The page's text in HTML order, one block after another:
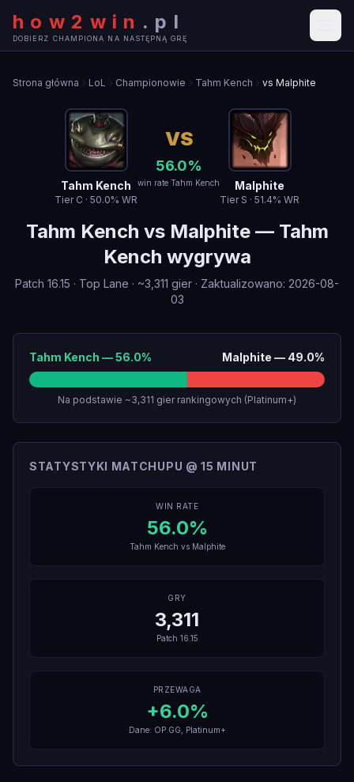
how2win . pl
DOBIERZ CHAMPIONA NA NASTĘPNĄ GRĘ
Strona główna LoL Championowie Tahm Kench vs Malphite
Tahm Kench
Tier C · 50.0% WR
VS
56.0%
win rate Tahm Kench Malphite
Tier S · 51.4% WR
Tahm Kench vs Malphite— Tahm
Kench wygrywa
Patch 16.15 · Top Lane · ~3,311 gier · Zaktualizowano: 2026-08-
03
Tahm Kench —56.0% Malphite — 49.0%
Na podstawie ~3,311 gier rankingowych (Platinum+)
STATYSTYKI MATCHUPU @ 15 MINUT
WIN RATE
56.0%
Tahm Kench vs Malphite
GRY
3,311
Patch 16.15
PRZEWAGA
+6.0%
Dane: OP.GG, Platinum+